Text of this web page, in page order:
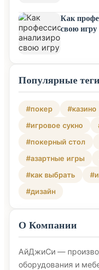
Как
свою
Популярные теги
#покер #казино
#игровое сукно
#покерный стол
#азартные игры
#как выбрать
#дизайн
О Компании
АйДжиСи —
оборудования и